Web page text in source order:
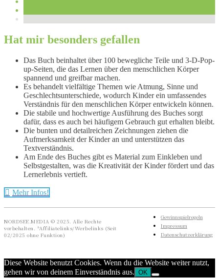
Hat mir besonders gefallen
Das Buch beinhaltet über 100 bewegliche Teile und 3-D-Pop-
up-Seiten, die das Lernen über den menschlichen Körper
spannend und greifbar machen.
Es behandelt vielfältige Themen wie Atmung, Sinne und
Geschlechtsunterschiede, wodurch Kinder ein umfassendes
Verständnis für den menschlichen Körper entwickeln können.
Die stabile und hochwertige Ausführung des Buches sorgt
dafür, dass es auch bei häufigem Gebrauch gut erhalten bleibt.
Die bunten und detailreichen Zeichnungen ziehen die
Aufmerksamkeit der Kinder an und unterstützen das
Textverständnis.
Am Ende des Buches gibt es Material zum Einkleben und
Selbstgestalten, was die Kreativität der Kinder fördert und das
Lernerlebnis vertieft.
Mehr Infos!
NORDSEE.MEDIA © 2025. Alle Rechte
vorbehalten. *Affiliatelinks/Werbelinks (Seit
02/2025 ohne Funktion)
Gewinnspielregeln
Impressum
Datenschutzerklärung
Diese Website benutzt Cookies. Wenn du die Website weiter nutzt,
gehen wir von deinem Einverständnis aus. OK